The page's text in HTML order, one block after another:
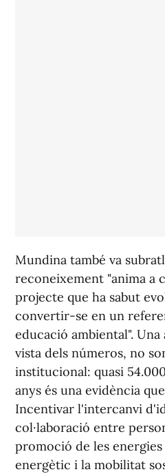
Mundina també va
reconeixement "anima a
projecte que ha sabut
convertir-se en un
educació ambiental".
vista dels números, no
institucional: quasi
anys és una evidència
Incentivar l'intercanvi
col·laboració entre
promoció de les
energètic i la mobilitat